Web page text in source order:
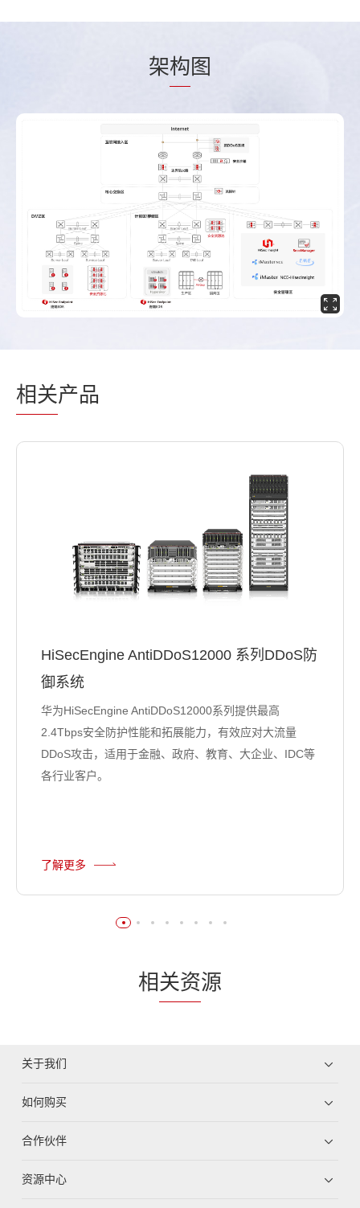
架构图
相关产品
HiSecEngine AntiDDoS12000 系列DDoS防
御系统
华为HiSecEngine AntiDDoS12000系列提供最高
2.4Tbps安全防护性能和拓展能力，有效应对大流量
DDoS攻击，适用于金融、政府、教育、大企业、IDC等
各行业客户。
了解更多
相关资源
关于我们
如何购买
合作伙伴
资源中心